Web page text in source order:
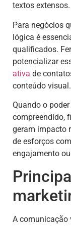
textos extensos.
Para negócios
lógica é
qualificados.
potencializar
ativa de
conteúdo visual.
Quando o
compreendido,
geram impacto
de esforços
engajamento
A comunicação